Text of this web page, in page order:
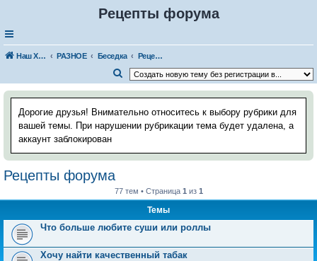
Рецепты форума
Наш Хаус-форум РАЗНОЕ Беседка
Рецепты форума
о
с
Дорогие друзья! Внимательно относитесь к выбору рубрики для
вашей темы. При нарушении рубрикации тема будет удалена, а
аккаунт заблокирован
Рецепты форума
77 тем • Страница 1 из 1
Темы
Что больше любите суши или роллы
Хочу найти качественный табак